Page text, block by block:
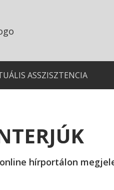
ASSZISZTENCIA
hírportálon